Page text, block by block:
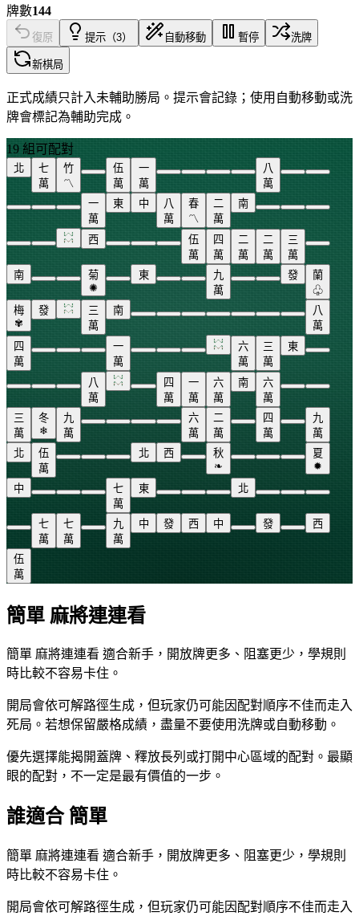
牌數144
復原 提示（3） 自動移動 暫停 洗牌
新棋局
正式成績只計入未輔助勝局。提示會記錄；使用自動移動或洗
牌會標記為輔助完成。
19 組可配對
北
七
萬
竹
〽
伍
萬
一
萬
八
萬
一
萬
東 中
八
萬
春
〽
二
萬
南
西
伍
萬
四
萬
二
萬
二
萬
三
萬
南
菊
✺
東
九
萬
發
蘭
♧
梅
✾
發
三
萬
南
八
萬
四
萬
一
萬
六
萬
三
萬
東
八
萬
四
萬
一
萬
六
萬
南
六
萬
三
萬
冬
❄
九
萬
六
萬
二
萬
四
萬
九
萬
北
伍
萬
北 西
秋
❧
夏
✹
中
七
萬
東 北
七
萬
七
萬
九
萬
中 發 西 中 發 西
伍
萬
簡單 麻將連連看
簡單 麻將連連看 適合新手，開放牌更多、阻塞更少，學規則
時比較不容易卡住。
開局會依可解路徑生成，但玩家仍可能因配對順序不佳而走入
死局。若想保留嚴格成績，盡量不要使用洗牌或自動移動。
優先選擇能揭開蓋牌、釋放長列或打開中心區域的配對。最顯
眼的配對，不一定是最有價值的一步。
誰適合 簡單
簡單 麻將連連看 適合新手，開放牌更多、阻塞更少，學規則
時比較不容易卡住。
開局會依可解路徑生成，但玩家仍可能因配對順序不佳而走入